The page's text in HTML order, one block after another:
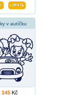
v autíčku
145 Kč